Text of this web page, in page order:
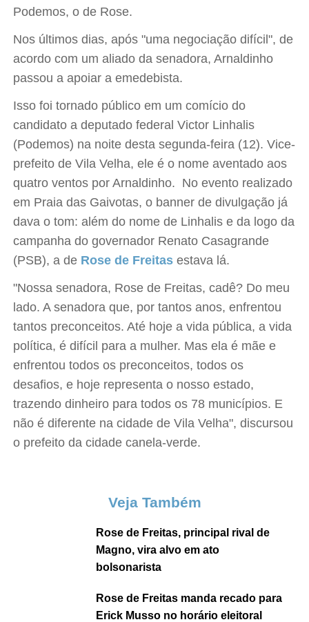
Podemos, o de Rose.
Nos últimos dias, após "uma negociação difícil", de
acordo com um aliado da senadora, Arnaldinho
passou a apoiar a emedebista.
Isso foi tornado público em um comício do
candidato a deputado federal Victor Linhalis
(Podemos) na noite desta segunda-feira (12). Vice-
prefeito de Vila Velha, ele é o nome aventado aos
quatro ventos por Arnaldinho. No evento realizado
em Praia das Gaivotas, o banner de divulgação já
dava o tom: além do nome de Linhalis e da logo da
campanha do governador Renato Casagrande
(PSB), a de Rose de Freitas estava lá.
"Nossa senadora, Rose de Freitas, cadê? Do meu
lado. A senadora que, por tantos anos, enfrentou
tantos preconceitos. Até hoje a vida pública, a vida
política, é difícil para a mulher. Mas ela é mãe e
enfrentou todos os preconceitos, todos os
desafios, e hoje representa o nosso estado,
trazendo dinheiro para todos os 78 municípios. E
não é diferente na cidade de Vila Velha", discursou
o prefeito da cidade canela-verde.
Veja Também
Rose de Freitas, principal rival de
Magno, vira alvo em ato
bolsonarista
Rose de Freitas manda recado para
Erick Musso no horário eleitoral